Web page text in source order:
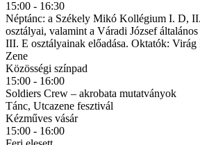
15:00 - 16:30
Néptánc: a Székely Mikó Kollégium I. D,
osztályai, valamint a Váradi József
III. E osztályainak előadása. Oktatók:
Zene
Közösségi színpad
15:00 - 16:00
Soldiers Crew – akrobata mutatványok
Tánc, Utcazene fesztivál
Kézműves vásár
15:00 - 16:00